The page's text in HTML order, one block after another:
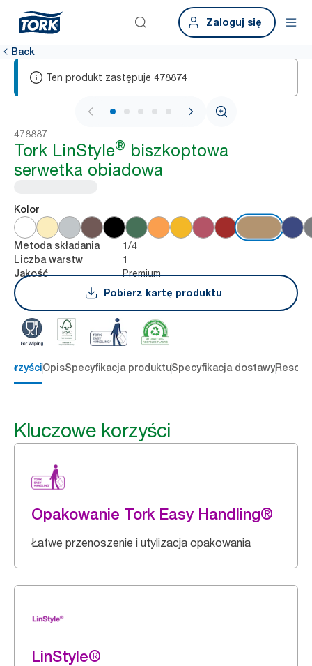
Zaloguj się
Back
Ten produkt zastępuje 478874
1 / 5
478887
Tork LinStyle® biszkoptowa
serwetka obiadowa
Kolor
Metoda składania 1/4
Liczba warstw 1
Jakość
Premium
Pobierz kartę produktu
korzyściOpisSpecyfikacja produktuSpecyfikacja dostawy
Kluczowe korzyści
Opakowanie Tork Easy Handling®
Łatwe przenoszenie i utylizacja opakowania
LinStyle®